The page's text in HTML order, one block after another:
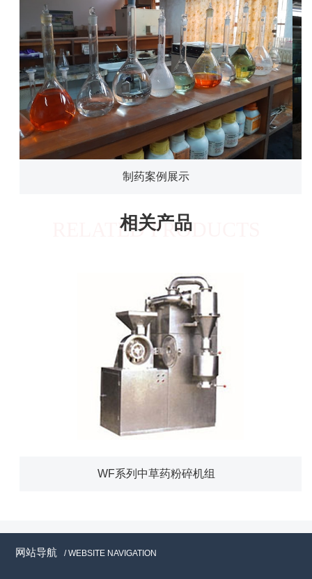
制药案例展示
相关产品
RELATED PRODUCTS
WF系列中草药粉碎机组
网站导航 / WEBSITE NAVIGATION